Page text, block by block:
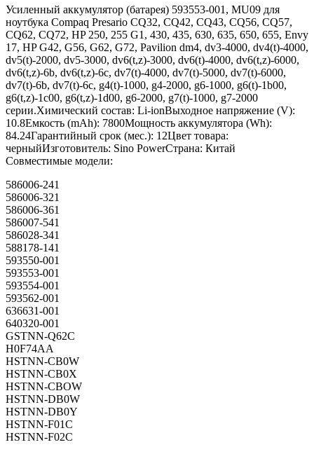
Усиленный аккумулятор (батарея) 593553-001, MU09 для
ноутбука Compaq Presario CQ32, CQ42, CQ43, CQ56, CQ57,
CQ62, CQ72, HP 250, 255 G1, 430, 435, 630, 635, 650, 655, Envy
17, HP G42, G56, G62, G72, Pavilion dm4, dv3-4000, dv4(t)-4000,
dv5(t)-2000, dv5-3000, dv6(t,z)-3000, dv6(t)-4000, dv6(t,z)-6000,
dv6(t,z)-6b, dv6(t,z)-6c, dv7(t)-4000, dv7(t)-5000, dv7(t)-6000,
dv7(t)-6b, dv7(t)-6c, g4(t)-1000, g4-2000, g6-1000, g6(t)-1b00,
g6(t,z)-1c00, g6(t,z)-1d00, g6-2000, g7(t)-1000, g7-2000
серии.Химический состав: Li-ionВыходное напряжение (V):
10.8Емкость (mAh): 7800Мощность аккумулятора (Wh):
84.24Гарантийный срок (мес.): 12Цвет товара:
черныйИзготовитель: Sino PowerСтрана: Китай
Совместимые модели:
586006-241
586006-321
586006-361
586007-541
586028-341
588178-141
593550-001
593553-001
593554-001
593562-001
636631-001
640320-001
GSTNN-Q62C
H0F74AA
HSTNN-CB0W
HSTNN-CB0X
HSTNN-CBOW
HSTNN-DB0W
HSTNN-DB0Y
HSTNN-F01C
HSTNN-F02C